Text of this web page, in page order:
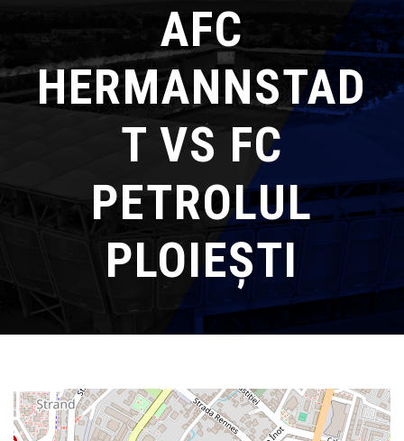
AFC
HERMANNSTAD
T VS FC
PETROLUL
PLOIEȘTI